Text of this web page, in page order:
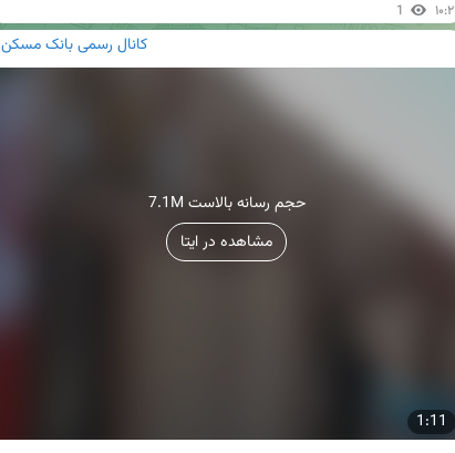
1 ۱۰:۲
کانال رسمی بانک مسکن
1:11
7.1M حجم رسانه بالاست
مشاهده در ایتا